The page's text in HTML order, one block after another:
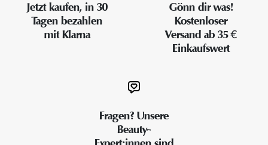
Jetzt kaufen, in 30
Tagen bezahlen
mit Klarna
Gönn dir was!
Kostenloser
Versand ab 35 €
Einkaufswert
Fragen? Unsere
Beauty-